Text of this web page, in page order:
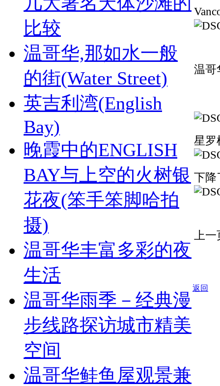
比较
温哥华,那如水一般
的街(Water Street)
英吉利湾(English
Bay)
晚霞中的ENGLISH
BAY与上空的火树银
花夜(笨手笨脚哈拍
摄)
温哥华丰富多彩的夜
生活
温哥华雨季－经典漫
步线路探访城市精美
空间
温哥华鲑鱼屋观景兼
温哥
星罗
下降
上
返回